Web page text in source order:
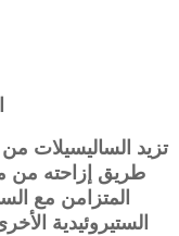
تزيد الساليسيلات
طريق إزاحته من
المتزامن مع
الستيروئيدية